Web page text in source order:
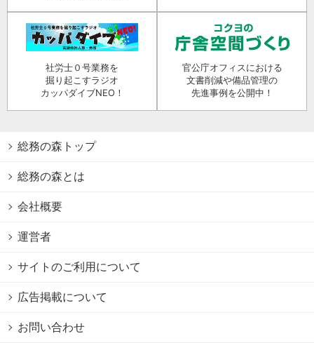
社労士０号業務を
掘り起こすラジオ
カッパダイブNEO！
官公庁オフィスにおける
文書削減や備品管理の
先進事例を公開中！
総務の森トップ
総務の森とは
会社概要
運営者
サイトのご利用について
広告掲載について
お問い合わせ